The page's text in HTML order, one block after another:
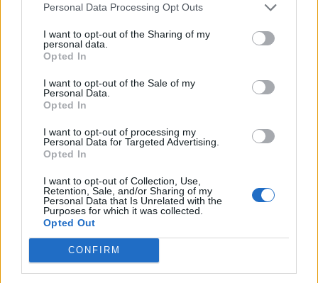
Personal Data Processing Opt Outs
I want to opt-out of the Sharing of my
personal data.
Opted In
I want to opt-out of the Sale of my
Personal Data.
Opted In
I want to opt-out of processing my
Personal Data for Targeted Advertising.
Opted In
I want to opt-out of Collection, Use,
Retention, Sale, and/or Sharing of my
Personal Data that Is Unrelated with the
Purposes for which it was collected.
Opted Out
CONFIRM
Portfolio.hu teljes cikkarchívum
Kötéslisták: BÉT elmúlt 2 év napon belüli
MÁR ELŐFIZETŐNK VAGY?